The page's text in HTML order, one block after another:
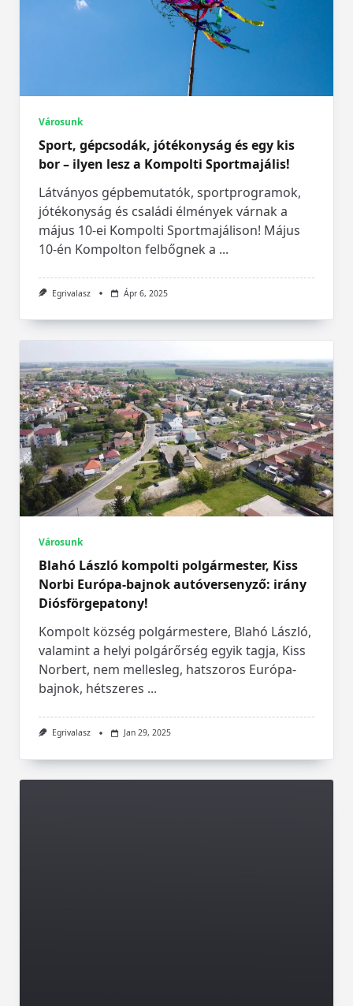
Városunk
Sport, gépcsodák, jótékonyság és egy kis
bor – ilyen lesz a Kompolti Sportmajális!
Látványos gépbemutatók, sportprogramok,
jótékonyság és családi élmények várnak a
május 10-ei Kompolti Sportmajálison! Május
10-én Kompolton felbőgnek a ...
Egrivalasz Ápr 6, 2025
Városunk
Blahó László kompolti polgármester, Kiss
Norbi Európa-bajnok autóversenyző: irány
Diósförgepatony!
Kompolt község polgármestere, Blahó László,
valamint a helyi polgárőrség egyik tagja, Kiss
Norbert, nem mellesleg, hatszoros Európa-
bajnok, hétszeres ...
Egrivalasz Jan 29, 2025